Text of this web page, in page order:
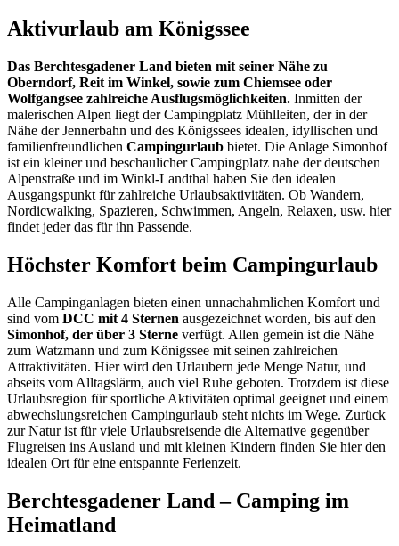
Aktivurlaub am Königssee
Das Berchtesgadener Land bieten mit seiner Nähe zu
Oberndorf, Reit im Winkel, sowie zum Chiemsee oder
Wolfgangsee zahlreiche Ausflugsmöglichkeiten. Inmitten der
malerischen Alpen liegt der Campingplatz Mühlleiten, der in der
Nähe der Jennerbahn und des Königssees idealen, idyllischen und
familienfreundlichen Campingurlaub bietet. Die Anlage Simonhof
ist ein kleiner und beschaulicher Campingplatz nahe der deutschen
Alpenstraße und im Winkl-Landthal haben Sie den idealen
Ausgangspunkt für zahlreiche Urlaubsaktivitäten. Ob Wandern,
Nordicwalking, Spazieren, Schwimmen, Angeln, Relaxen, usw. hier
findet jeder das für ihn Passende.
Höchster Komfort beim Campingurlaub
Alle Campinganlagen bieten einen unnachahmlichen Komfort und
sind vom DCC mit 4 Sternen ausgezeichnet worden, bis auf den
Simonhof, der über 3 Sterne verfügt. Allen gemein ist die Nähe
zum Watzmann und zum Königssee mit seinen zahlreichen
Attraktivitäten. Hier wird den Urlaubern jede Menge Natur, und
abseits vom Alltagslärm, auch viel Ruhe geboten. Trotzdem ist diese
Urlaubsregion für sportliche Aktivitäten optimal geeignet und einem
abwechslungsreichen Campingurlaub steht nichts im Wege. Zurück
zur Natur ist für viele Urlaubsreisende die Alternative gegenüber
Flugreisen ins Ausland und mit kleinen Kindern finden Sie hier den
idealen Ort für eine entspannte Ferienzeit.
Berchtesgadener Land – Camping im
Heimatland